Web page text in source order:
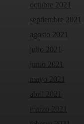
octubre 2021
septiembre 2021
agosto 2021
julio 2021